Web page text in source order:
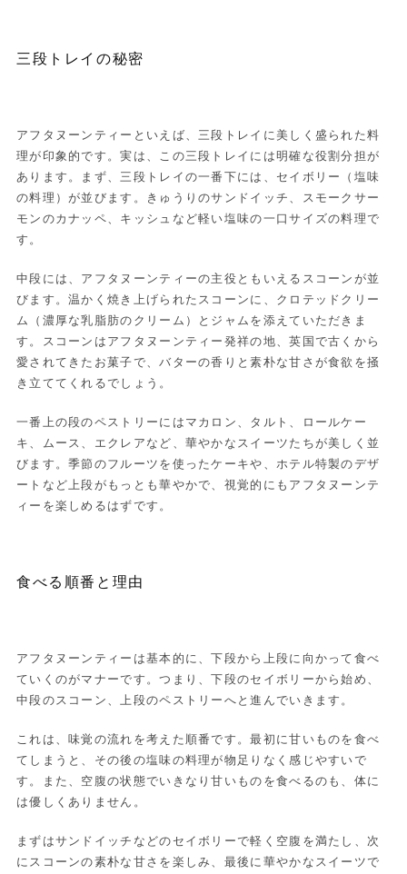
三段トレイの秘密
アフタヌーンティーといえば、三段トレイに美しく盛られた料
理が印象的です。実は、この三段トレイには明確な役割分担が
あります。まず、三段トレイの一番下には、セイボリー（塩味
の料理）が並びます。きゅうりのサンドイッチ、スモークサー
モンのカナッペ、キッシュなど軽い塩味の一口サイズの料理で
す。
中段には、アフタヌーンティーの主役ともいえるスコーンが並
びます。温かく焼き上げられたスコーンに、クロテッドクリー
ム（濃厚な乳脂肪のクリーム）とジャムを添えていただきま
す。スコーンはアフタヌーンティー発祥の地、英国で古くから
愛されてきたお菓子で、バターの香りと素朴な甘さが食欲を掻
き立ててくれるでしょう。
一番上の段のペストリーにはマカロン、タルト、ロールケー
キ、ムース、エクレアなど、華やかなスイーツたちが美しく並
びます。季節のフルーツを使ったケーキや、ホテル特製のデザ
ートなど上段がもっとも華やかで、視覚的にもアフタヌーンテ
ィーを楽しめるはずです。
食べる順番と理由
アフタヌーンティーは基本的に、下段から上段に向かって食べ
ていくのがマナーです。つまり、下段のセイボリーから始め、
中段のスコーン、上段のペストリーへと進んでいきます。
これは、味覚の流れを考えた順番です。最初に甘いものを食べ
てしまうと、その後の塩味の料理が物足りなく感じやすいで
す。また、空腹の状態でいきなり甘いものを食べるのも、体に
は優しくありません。
まずはサンドイッチなどのセイボリーで軽く空腹を満たし、次
にスコーンの素朴な甘さを楽しみ、最後に華やかなスイーツで